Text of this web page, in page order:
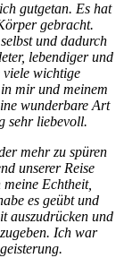
gutgetan. Es hat
gebracht.
und dadurch
lebendiger und
viele wichtige
mir und meinem
wunderbare Art
sehr liebevoll.
mehr zu spüren
unserer Reise
Echtheit,
es geübt und
auszudrücken und
Ich war